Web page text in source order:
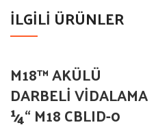
İLGILI ÜRÜNLER
M18™ AKÜLÜ
DARBELİ VİDALAMA
1⁄4“ M18 CBLID-0